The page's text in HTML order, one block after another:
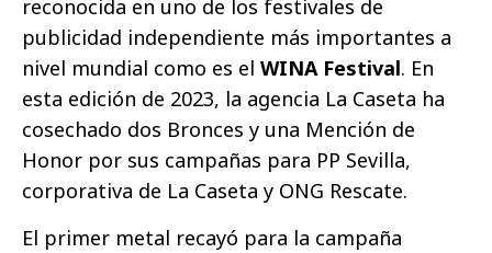
reconocida en uno de los festivales de
publicidad independiente más importantes a
nivel mundial como es el WINA Festival. En
esta edición de 2023, la agencia La Caseta ha
cosechado dos Bronces y una Mención de
Honor por sus campañas para PP Sevilla,
corporativa de La Caseta y ONG Rescate.
El primer metal recayó para la campaña